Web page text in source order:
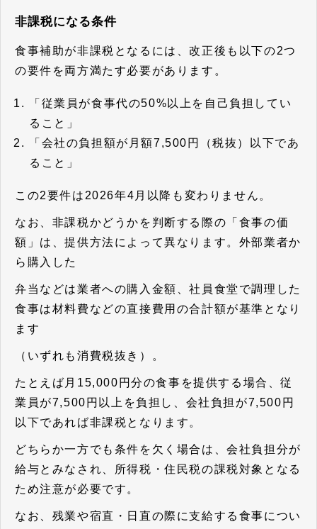
非課税になる条件
食事補助が非課税となるには、改正後も以下の2つ
の要件を両方満たす必要があります。
「従業員が食事代の50%以上を自己負担してい
ること」
「会社の負担額が月額7,500円（税抜）以下であ
ること」
この2要件は2026年4月以降も変わりません。
なお、非課税かどうかを判断する際の「食事の価
額」は、提供方法によって異なります。外部業者か
ら購入した
弁当などは業者への購入金額、社員食堂で調理した
食事は材料費などの直接費用の合計額が基準となり
ます
（いずれも消費税抜き）。
たとえば月15,000円分の食事を提供する場合、従
業員が7,500円以上を負担し、会社負担が7,500円
以下であれば非課税となります。
どちらか一方でも条件を欠く場合は、会社負担分が
給与とみなされ、所得税・住民税の課税対象となる
ため注意が必要です。
なお、残業や宿直・日直の際に支給する食事につい